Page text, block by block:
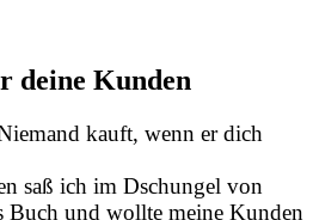
deine Kunden
kauft, wenn er dich
saß ich im Dschungel von
Buch und wollte meine Kunden